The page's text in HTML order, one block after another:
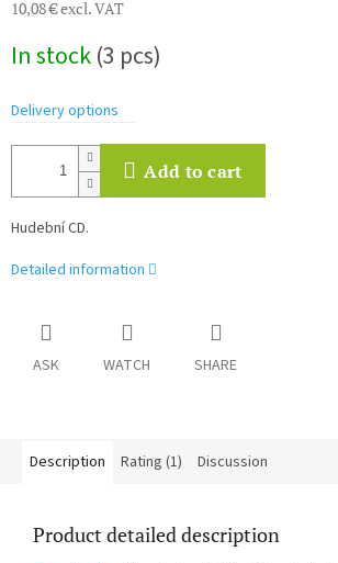
10,08 € excl. VAT
price:
In stock(3 pcs)
Delivery options
Add to cart
Hudební CD.
Detailed information
ASK WATCH SHARE
Description Rating (1) Discussion
Product detailed description